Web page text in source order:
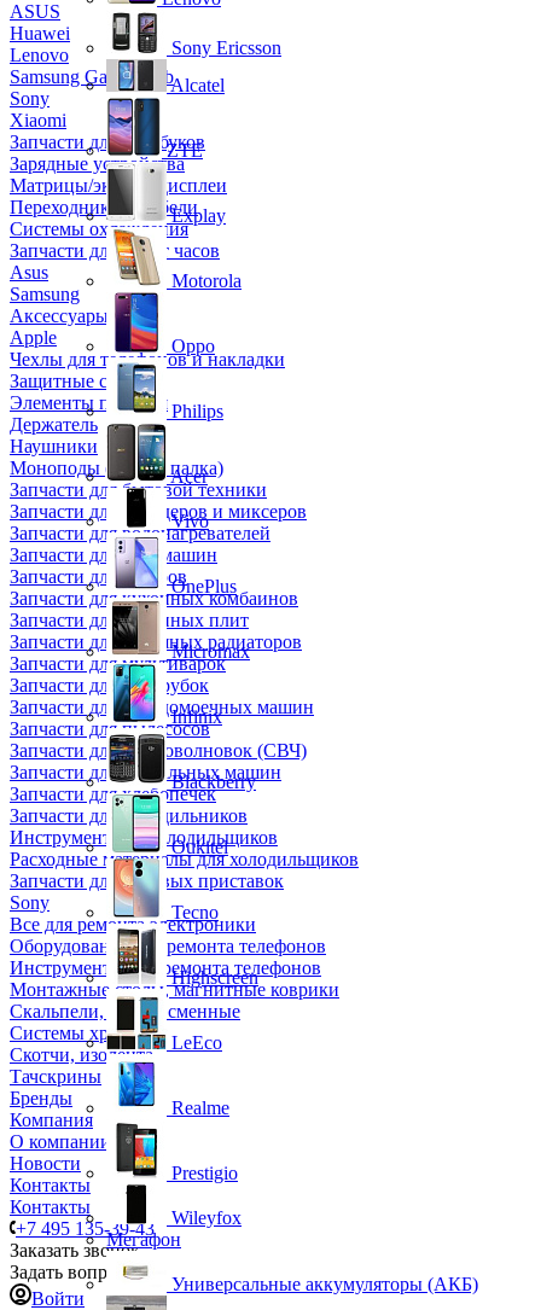
ASUS
Huawei
Lenovo
Samsung Galaxy Tab
Sony
Xiaomi
Запчасти для ноутбуков
Зарядные устройства
Матрицы/экраны/дисплеи
Переходники и кабели
Системы охлаждения
Запчасти для смарт часов
Asus
Samsung
Аксессуары
Apple
Чехлы для телефонов и накладки
Защитные стекла
Элементы питания
Держатель
Наушники
Моноподы (Селфи палка)
Запчасти для бытовой техники
Запчасти для блендеров и миксеров
Запчасти для водонагревателей
Запчасти для кофемашин
Запчасти для кулеров
Запчасти для кухонных комбаинов
Запчасти для кухонных плит
Запчасти для масляных радиаторов
Запчасти для мультиварок
Запчасти для мясорубок
Запчасти для посудомоечных машин
Запчасти для пылесосов
Запчасти для микроволновок (СВЧ)
Запчасти для стиральных машин
Запчасти для хлебопечек
Запчасти для холодильников
Инструмент для холодильщиков
Расходные материалы для холодильщиков
Запчасти для игровых приставок
Sony
Все для ремонта электроники
Оборудование для ремонта телефонов
Инструменты для ремонта телефонов
Монтажные столы, магнитные коврики
Скальпели, лезвия сменные
Системы хранения
Скотчи, изолента
Тачскрины
Бренды
Компания
О компании
Новости
Контакты
Контакты
+7 495 135-39-43
Заказать звонок
Задать вопрос
Войти
Sony Ericsson
Alcatel
ZTE
Explay
Motorola
Oppo
Philips
Acer
Vivo
OnePlus
Micromax
Infinix
Blackberry
Oukitel
Tecno
Highscreen
LeEco
Realme
Prestigio
Wileyfox
Мегафон
Универсальные аккумуляторы (АКБ)